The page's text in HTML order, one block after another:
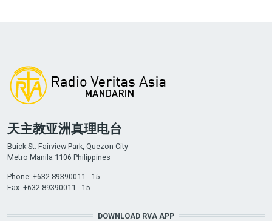
天主教亚洲真理电台
Buick St. Fairview Park, Quezon City
Metro Manila 1106 Philippines
Phone: +632 89390011 - 15
Fax: +632 89390011 - 15
DOWNLOAD RVA APP